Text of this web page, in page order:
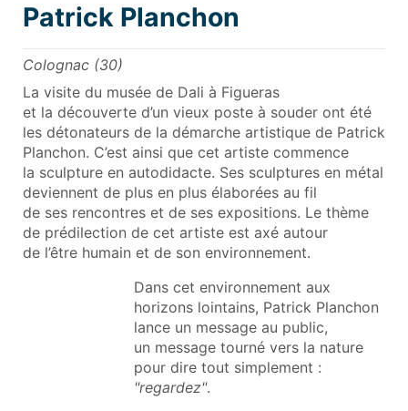
Patrick Planchon
Colognac (30)
La visite du musée de Dali à Figueras
et la découverte d’un vieux poste à souder ont été
les détonateurs de la démarche artistique de Patrick
Planchon. C’est ainsi que cet artiste commence
la sculpture en autodidacte. Ses sculptures en métal
deviennent de plus en plus élaborées au fil
de ses rencontres et de ses expositions. Le thème
de prédilection de cet artiste est axé autour
de l’être humain et de son environnement.
Dans cet environnement aux
horizons lointains, Patrick Planchon
lance un message au public,
un message tourné vers la nature
pour dire tout simplement :
"regardez".